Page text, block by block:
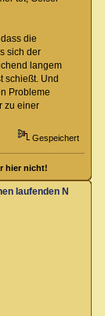
die
sich der
langem
schießt. Und
Probleme
zu einer
Gespeichert
hier nicht!
laufenden